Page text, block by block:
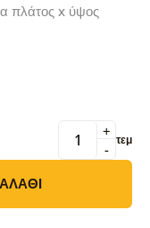
πλάτος x ύψος
-
+ τεμ